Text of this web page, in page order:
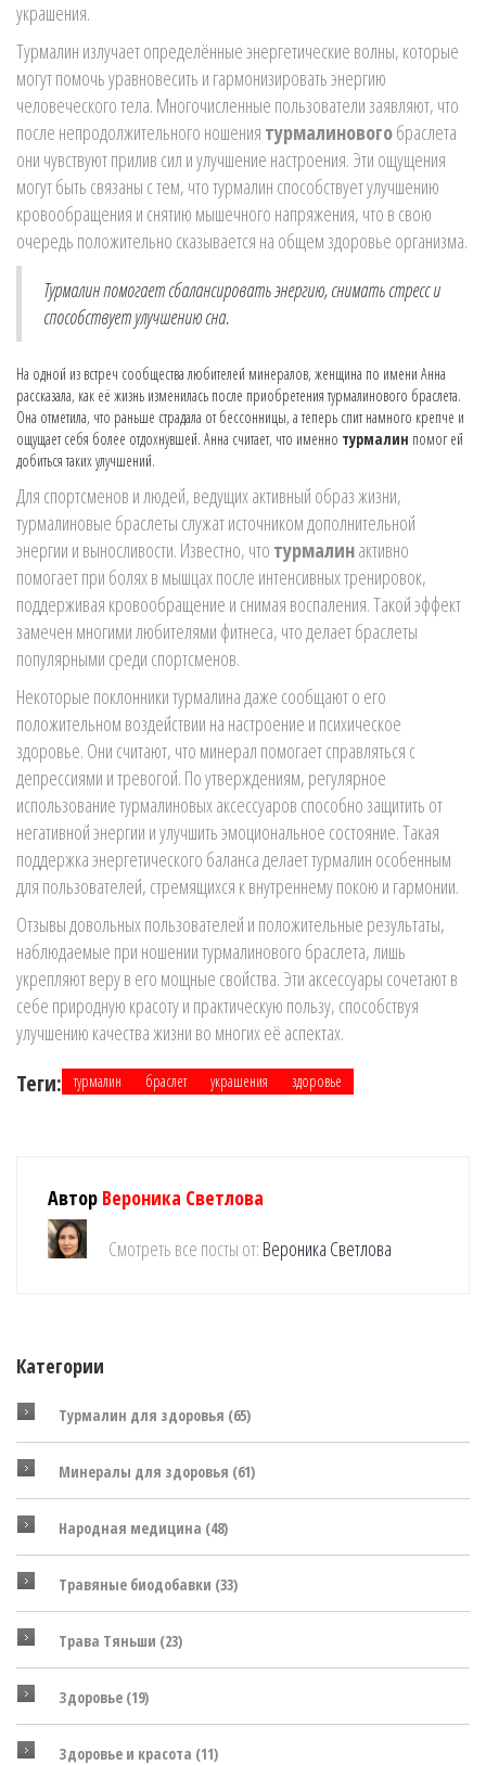
украшения.
Турмалин излучает определённые энергетические волны, которые
могут помочь уравновесить и гармонизировать энергию
человеческого тела. Многочисленные пользователи заявляют, что
после непродолжительного ношения турмалиновогобраслета
они чувствуют прилив сил и улучшение настроения. Эти ощущения
могут быть связаны с тем, что турмалин способствует улучшению
кровообращения и снятию мышечного напряжения, что в свою
очередь положительно сказывается на общем здоровье организма.
Турмалин помогает сбалансировать энергию, снимать стресс и
способствует улучшению сна.
На одной из встреч сообщества любителей минералов, женщина по имени Анна
рассказала, как её жизнь изменилась после приобретения турмалинового браслета.
Она отметила, что раньше страдала от бессонницы, а теперь спит намного крепче и
ощущает себя более отдохнувшей. Анна считает, что именно турмалин помог ей
добиться таких улучшений.
Для спортсменов и людей, ведущих активный образ жизни,
турмалиновые браслеты служат источником дополнительной
энергии и выносливости. Известно, что турмалинактивно
помогает при болях в мышцах после интенсивных тренировок,
поддерживая кровообращение и снимая воспаления. Такой эффект
замечен многими любителями фитнеса, что делает браслеты
популярными среди спортсменов.
Некоторые поклонники турмалина даже сообщают о его
положительном воздействии на настроение и психическое
здоровье. Они считают, что минерал помогает справляться с
депрессиями и тревогой. По утверждениям, регулярное
использование турмалиновых аксессуаров способно защитить от
негативной энергии и улучшить эмоциональное состояние. Такая
поддержка энергетического баланса делает турмалин особенным
для пользователей, стремящихся к внутреннему покою и гармонии.
Отзывы довольных пользователей и положительные результаты,
наблюдаемые при ношении турмалинового браслета, лишь
укрепляют веру в его мощные свойства. Эти аксессуары сочетают в
себе природную красоту и практическую пользу, способствуя
улучшению качества жизни во многих её аспектах.
Теги: турмалин браслет украшения здоровье
Автор Вероника Светлова
Смотреть все посты от: Вероника Светлова
Категории
Турмалин для здоровья (65)
Минералы для здоровья (61)
Народная медицина (48)
Травяные биодобавки (33)
Трава Тяньши (23)
Здоровье (19)
Здоровье и красота (11)